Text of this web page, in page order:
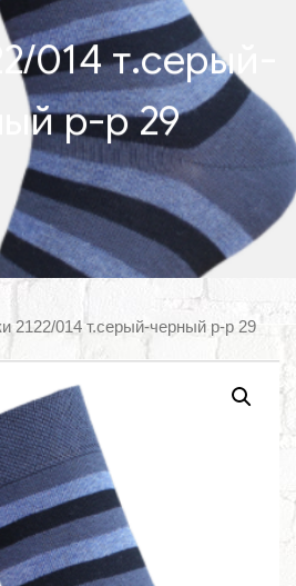
014 т.серый-
р-р 29
2122/014 т.серый-черный р-р 29